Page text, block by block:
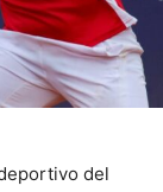
del